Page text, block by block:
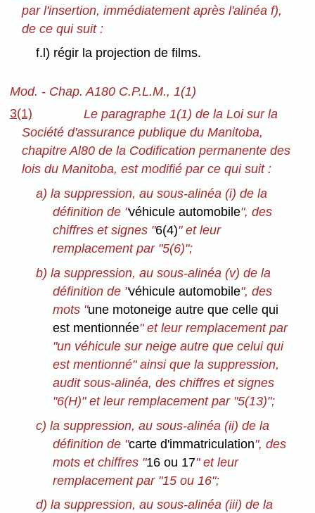
par l'insertion, immédiatement après l'alinéa f),
de ce qui suit :
f.l) régir la projection de films.
Mod. - Chap. A180 C.P.L.M., 1(1)
3(1)
Le paragraphe 1(1) de la Loi sur la
Société d'assurance publique du Manitoba,
chapitre Al80 de la Codification permanente des
lois du Manitoba, est modifié par ce qui suit :
a) la suppression, au sous-alinéa (i) de la
définition de "véhicule automobile", des
chiffres et signes "6(4)" et leur
remplacement par "5(6)";
b) la suppression, au sous-alinéa (v) de la
définition de "véhicule automobile", des
mots "une motoneige autre que celle qui
est mentionnée" et leur remplacement par
"un véhicule sur neige autre que celui qui
est mentionné" ainsi que la suppression,
audit sous-alinéa, des chiffres et signes
"6(H)" et leur remplacement par "5(13)";
c) la suppression, au sous-alinéa (ii) de la
définition de "carte d'immatriculation", des
mots et chiffres "16 ou 17" et leur
remplacement par "15 ou 16";
d) la suppression, au sous-alinéa (iii) de la